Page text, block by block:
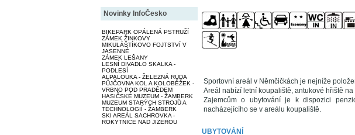
Novinky InfoČesko
BIKEPARK OPÁLENÁ PSTRUŽÍ
ZÁMEK ŽINKOVY
MIKULÁŠTÍKOVO FOJTSTVÍ V
JASENNÉ
ZÁMEK LEŠANY
LESNÍ DIVADLO SKALKA -
PODLESÍ
ALPALOUKA - ŽELEZNÁ RUDA
PŮJČOVNA KOL A KOLOBĚŽEK -
VRBNO POD PRADĚDEM
HASIČSKÉ MUZEUM - ŽAMBERK
MUZEUM STARÝCH STROJŮ A
TECHNOLOGIÍ - ŽAMBERK
SKI AREÁL SACHROVKA -
ROKYTNICE NAD JIZEROU
Sportovní areál v Němčičkách je nejníže
Areál nabízí letní koupaliště, antukové hřiště
Zajemcům o ubytování je k dispozici
nacházejícího se v areálu koupaliště.
UBYTOVÁNÍ